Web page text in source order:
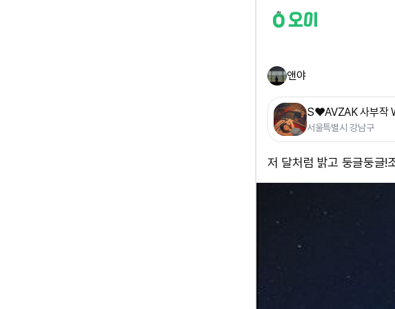
앤야
S❤️AVZAK 사부작
서울특별시 강남구
저 달처럼 밝고 둥글둥글!